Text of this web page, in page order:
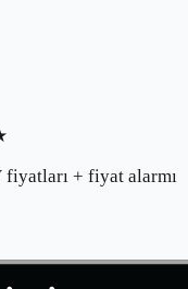
fiyatları + fiyat alarmı